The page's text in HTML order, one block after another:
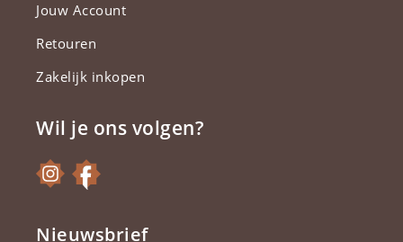
Jouw Account
Retouren
Zakelijk inkopen
Wil je ons volgen?
Nieuwsbrief